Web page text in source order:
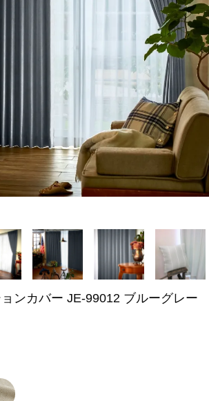
ンカバー JE-99012 ブルーグレー